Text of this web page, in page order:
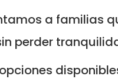
a familias
perder